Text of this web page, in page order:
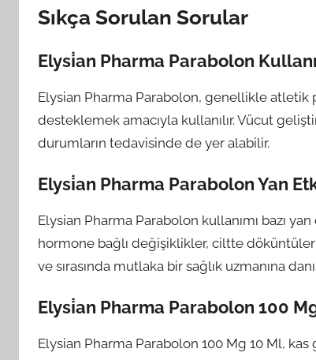
Sıkça Sorulan Sorular
Elysi̇an Pharma Parabolon
Elysian Pharma Parabolon, genellikle atletik
desteklemek amacıyla kullanılır. Vücut
durumların tedavisinde de yer alabilir.
Elysi̇an Pharma Parabolon Yan
Elysian Pharma Parabolon kullanımı bazı
hormone bağlı değişiklikler, ciltte
ve sırasında mutlaka bir sağlık uzmanına
Elysi̇an Pharma Parabolon 100
Elysian Pharma Parabolon 100 Mg 10 Ml,